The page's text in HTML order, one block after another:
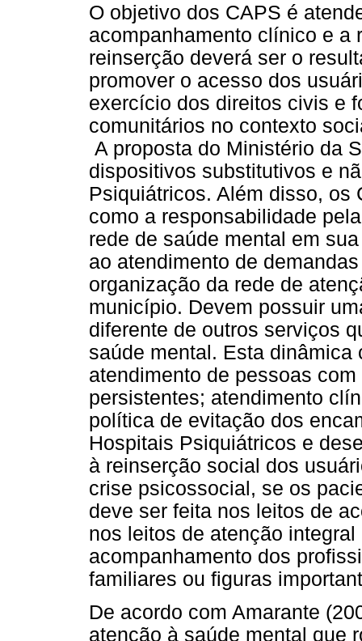
O objetivo dos CAPS é
acompanhamento clínico e a
reinserção deverá ser o
promover o acesso dos
exercício dos direitos civis e
comunitários no contexto
A proposta do Ministério da
dispositivos substitutivos e
Psiquiátricos. Além disso, os
como a responsabilidade
rede de saúde mental em
ao atendimento de
organização da rede de
município. Devem possuir
diferente de outros serviços
saúde mental. Esta
atendimento de pessoas
persistentes; atendimento
política de evitação dos
Hospitais Psiquiátricos e
à reinserção social dos
crise psicossocial, se os
deve ser feita nos leitos de
nos leitos de atenção
acompanhamento dos
familiares ou figuras
De acordo com Amarante
atenção à saúde mental que